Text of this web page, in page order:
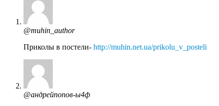
@muhin_author
Приколы в постели- http://muhin.net.ua/prikolu_v_posteli
@андрейпопов-ы4ф